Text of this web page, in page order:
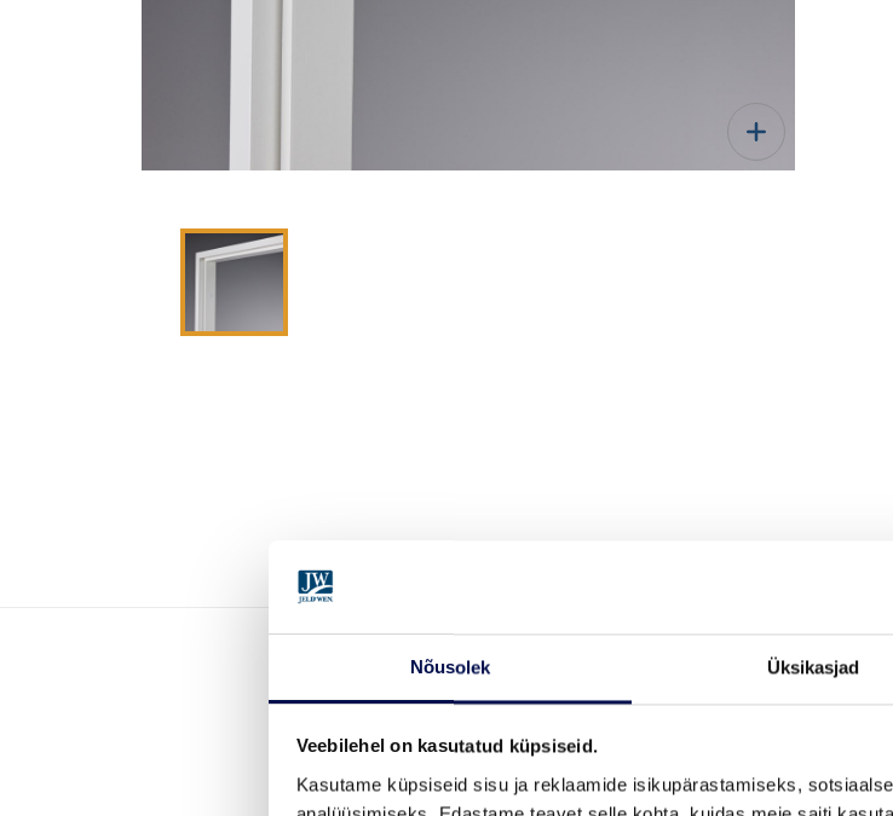
Nõusolek Üksikasjad
Veebilehel on kasutatud küpsiseid.
Kasutame küpsiseid sisu ja reklaamide isikupärastamiseks,
FUNKTSIOONID